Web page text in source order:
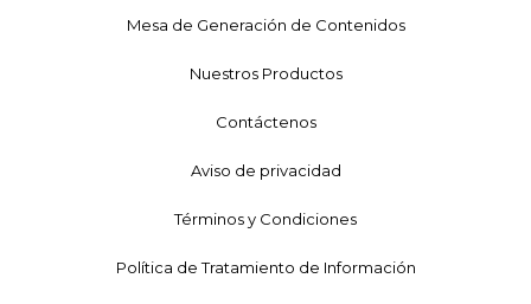
Mesa de Generación de Contenidos
Nuestros Productos
Contáctenos
Aviso de privacidad
Términos y Condiciones
Política de Tratamiento de Información